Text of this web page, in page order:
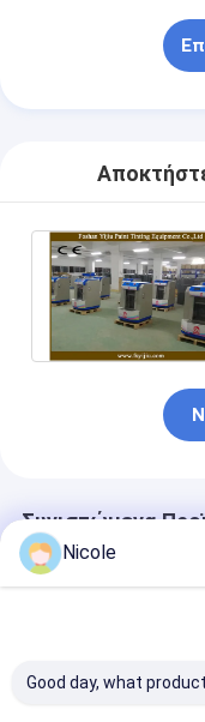
Συνιστώμενα
Nicole
Good day, what